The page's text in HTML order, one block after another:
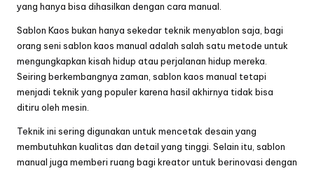
yang hanya bisa dihasilkan dengan cara manual.
Sablon Kaos bukan hanya sekedar teknik menyablon saja, bagi
orang seni sablon kaos manual adalah salah satu metode untuk
mengungkapkan kisah hidup atau perjalanan hidup mereka.
Seiring berkembangnya zaman, sablon kaos manual tetapi
menjadi teknik yang populer karena hasil akhirnya tidak bisa
ditiru oleh mesin.
Teknik ini sering digunakan untuk mencetak desain yang
membutuhkan kualitas dan detail yang tinggi. Selain itu, sablon
manual juga memberi ruang bagi kreator untuk berinovasi dengan